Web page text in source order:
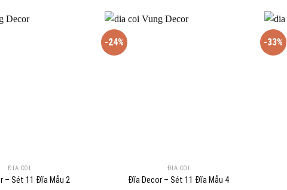
ĐĨA CÓI
– Sét 11 Đĩa Mẫu 2
-24%
ĐĨA CÓI
Đĩa Decor – Sét 11 Đĩa Mẫu 4
-33%